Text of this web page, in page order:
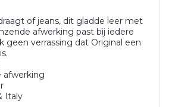
of jeans, dit gladde leer met
afwerking past bij iedere
geen verrassing dat Original een
afwerking
Italy